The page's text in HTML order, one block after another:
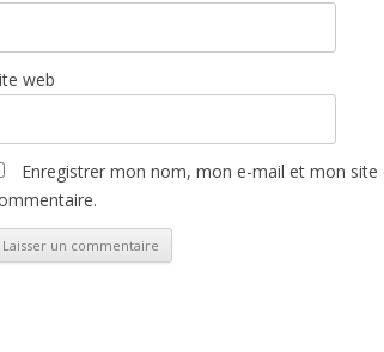
web
Enregistrer mon nom, mon e-mail et mon